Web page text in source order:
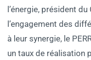
l’énergie, président
l’engagement des
à leur synergie, le
un taux de réalisation